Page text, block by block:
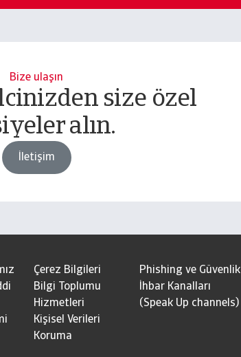
Bize ulaşın
size özel
alın.
İletişim
Çerez Bilgileri
Phishing ve Güvenlik
Bilgi Toplumu
Hizmetleri
İhbar Kanalları
(Speak Up channels)
Kişisel Verileri
Koruma